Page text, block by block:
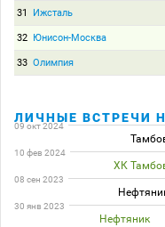
31 Ижсталь
32 Юнисон-Москва
33 Олимпия
ЛИЧНЫЕ ВСТРЕЧИ
09 окт 2024
10 фев 2024
ХК
08 сен 2023
30 янв 2023
Нефтяник